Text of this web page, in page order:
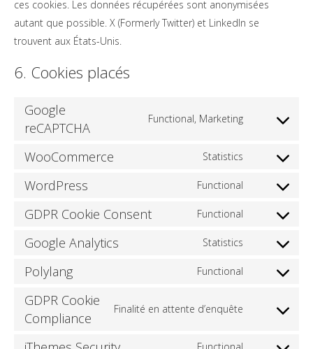
ces cookies. Les données récupérées sont anonymisées
autant que possible. X (Formerly Twitter) et LinkedIn se
trouvent aux États-Unis.
6. Cookies placés
Google
reCAPTCHA
Functional, Marketing
Consent
service
google-
WooCommerce Statistics
Consent
WordPress Functional
Consent
wordpress
GDPR Cookie Consent Functional
Consent
consent
Google Analytics Statistics
Consent
google-
Polylang Functional
Consent
service
GDPR Cookie
Compliance
Finalité en attente d’enquête
Consent